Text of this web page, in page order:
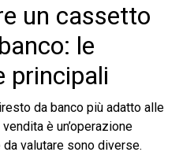
un cassetto
le
principali
da banco più adatto alle
è un’operazione
valutare sono diverse.